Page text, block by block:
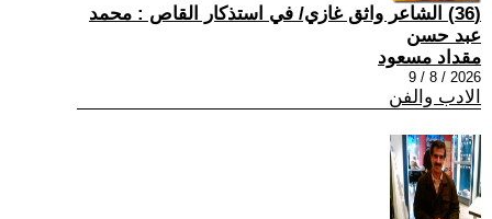
(36) الشاعر واثق غازي/ في استذكار القاص : محمد
عبد حسن
مقداد مسعود
2026 / 8 / 9
الادب والفن